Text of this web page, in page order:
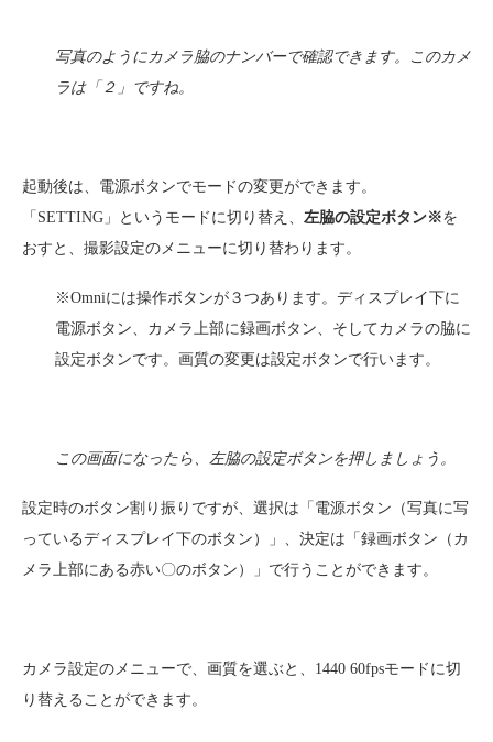
写真のようにカメラ脇のナンバーで確認できます。このカメ
ラは「２」ですね。
起動後は、電源ボタンでモードの変更ができます。
「SETTING」というモードに切り替え、 左脇の設定ボタン※を
おすと、撮影設定のメニューに切り替わります。
※Omniには操作ボタンが３つあります。ディスプレイ下に
電源ボタン、カメラ上部に録画ボタン、そしてカメラの脇に
設定ボタンです。画質の変更は設定ボタンで行います。
この画面になったら、左脇の設定ボタンを押しましょう。
設定時のボタン割り振りですが、選択は「電源ボタン（写真に写
っているディスプレイ下のボタン）」、決定は「録画ボタン（カ
メラ上部にある赤い〇のボタン）」で行うことができます。
カメラ設定のメニューで、画質を選ぶと、1440 60fpsモードに切
り替えることができます。